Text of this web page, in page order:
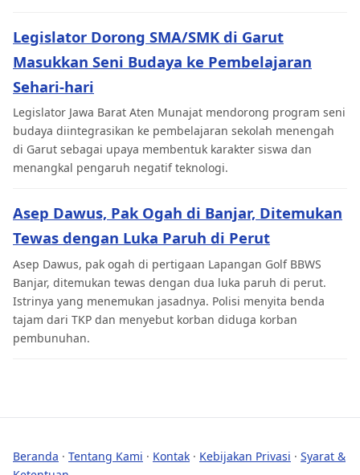
Legislator Dorong SMA/SMK di Garut
Masukkan Seni Budaya ke Pembelajaran
Sehari-hari
Legislator Jawa Barat Aten Munajat mendorong program seni
budaya diintegrasikan ke pembelajaran sekolah menengah
di Garut sebagai upaya membentuk karakter siswa dan
menangkal pengaruh negatif teknologi.
Asep Dawus, Pak Ogah di Banjar, Ditemukan
Tewas dengan Luka Paruh di Perut
Asep Dawus, pak ogah di pertigaan Lapangan Golf BBWS
Banjar, ditemukan tewas dengan dua luka paruh di perut.
Istrinya yang menemukan jasadnya. Polisi menyita benda
tajam dari TKP dan menyebut korban diduga korban
pembunuhan.
Beranda · Tentang Kami · Kontak · Kebijakan Privasi · Syarat &